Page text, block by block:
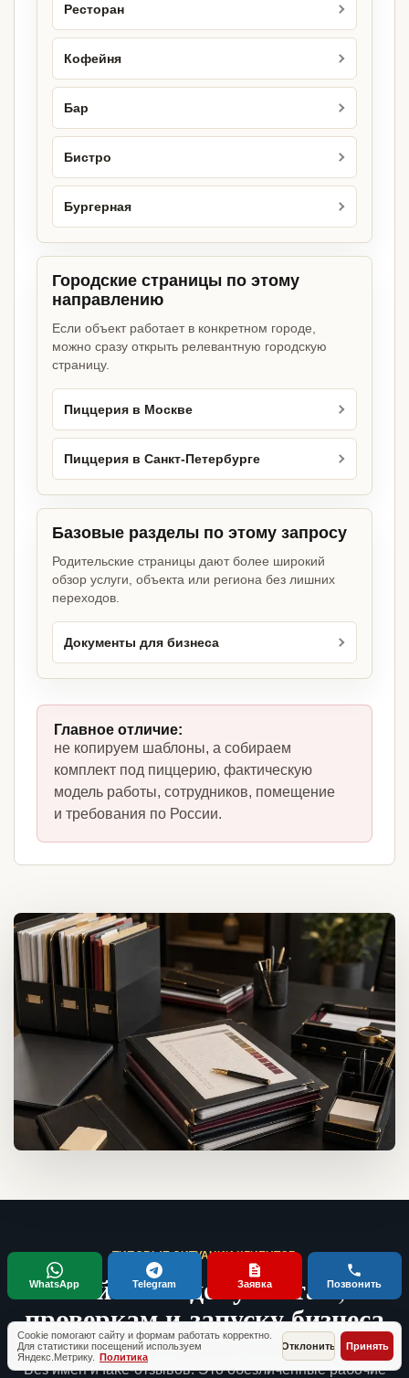
Ресторан
Кофейня
Бар
Бистро
Бургерная
Городские страницы по этому
направлению
Если объект работает в конкретном городе,
можно сразу открыть релевантную городскую
страницу.
Пиццерия в Москве
Пиццерия в Санкт-Петербурге
Базовые разделы по этому запросу
Родительские страницы дают более широкий
обзор услуги, объекта или региона без лишних
переходов.
Документы для бизнеса
Главное отличие:
не копируем шаблоны, а собираем
комплект под пиццерию, фактическую
модель работы, сотрудников, помещение
и требования по России.
ТИПОВЫЕ СИТУАЦИИ КЛИЕНТОВ
Кейсы по документам,
проверкам и запуску бизнеса
Без имен и fake-отзывов. Это обезличенные рабочие
Cookie помогают сайту и формам работать корректно.
Для статистики посещений используем
Яндекс.Метрику. Политика
Отклонить Принять
WhatsApp Telegram Заявка Позвонить